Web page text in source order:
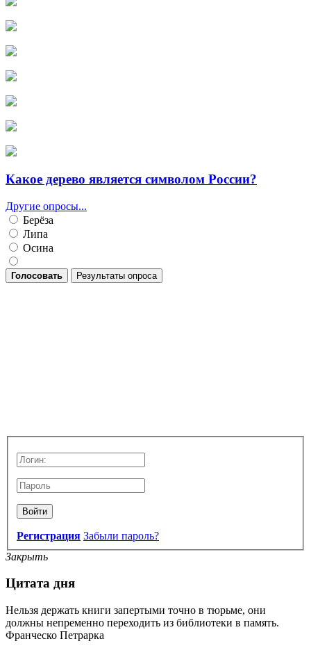
Какое дерево является символом России?
Другие опросы...
Берёза
Липа
Осина
Голосовать Результаты опроса
Войти
Регистрация Забыли пароль?
Закрыть
Цитата дня
Нельзя держать книги запертыми точно в тюрьме, они
должны непременно переходить из библиотеки в память.
Франческо Петрарка